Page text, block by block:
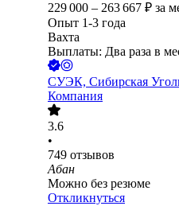
229 000 – 263 667 ₽ за
Опыт 1-3 года
Вахта
Выплаты: Два раза в
СУЭК, Сибирская
Компания
3.6
•
749 отзывов
Абан
Можно без резюме
Откликнуться